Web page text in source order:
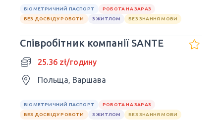
БІОМЕТРИЧНИЙ ПАСПОРТ
РОБОТА НА ЗАРАЗ
БЕЗ ДОСВІДУ РОБОТИ
З ЖИТЛОМ БЕЗ ЗНАННЯ МОВИ
Співробітник компанії SANTE
25.36 zł/годину
Польща, Варшава
БІОМЕТРИЧНИЙ ПАСПОРТ
РОБОТА НА ЗАРАЗ
БЕЗ ДОСВІДУ РОБОТИ
З ЖИТЛОМ БЕЗ ЗНАННЯ МОВИ